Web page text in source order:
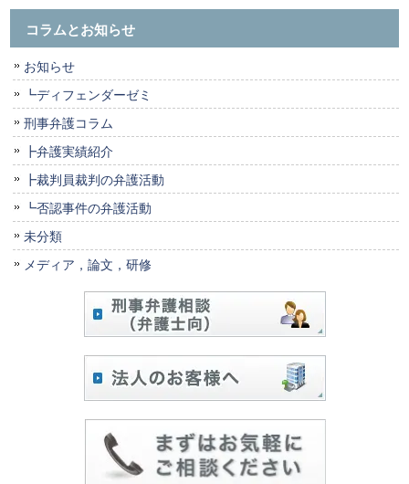
コラムとお知らせ
お知らせ
┗ディフェンダーゼミ
刑事弁護コラム
┣弁護実績紹介
┣裁判員裁判の弁護活動
┗否認事件の弁護活動
未分類
メディア，論文，研修